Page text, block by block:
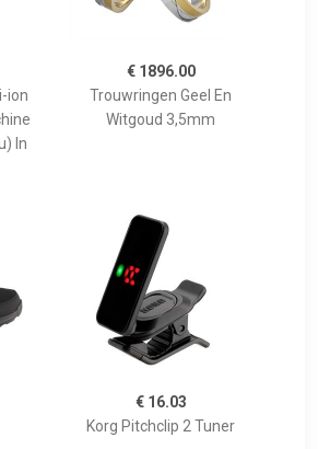
ion
In
€ 1896.00
Trouwringen Geel En
Witgoud 3,5mm
€ 16.03
Korg Pitchclip 2 Tuner